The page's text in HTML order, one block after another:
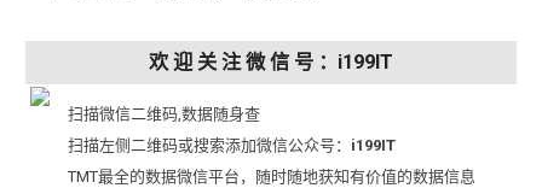
欢 迎 关 注 微 信 号 ：i199IT
扫描微信二维码,数据随身查
扫描左侧二维码或搜索添加微信公众号： i199IT
TMT最全的数据微信平台，随时随地获知有价值的数据信息